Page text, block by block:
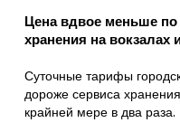
Цена вдвое меньше
хранения на вокзалах
Суточные тарифы
дороже сервиса
крайней мере в два раза.